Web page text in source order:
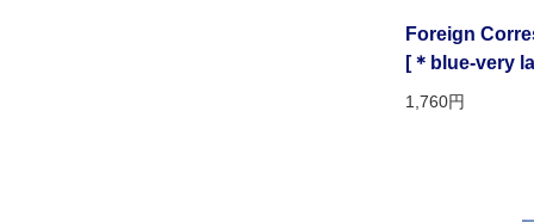
Foreign
[＊blue-very
1,760円